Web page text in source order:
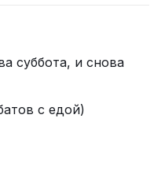
суббота, и снова
с едой)